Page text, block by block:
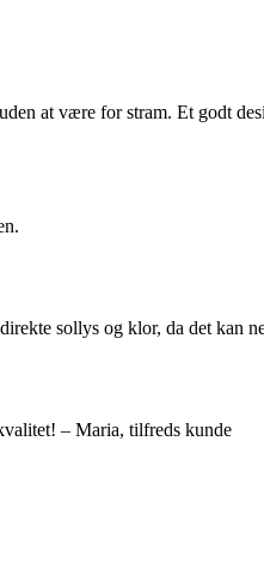
at være for stram. Et godt
sollys og klor, da det kan
– Maria, tilfreds kunde